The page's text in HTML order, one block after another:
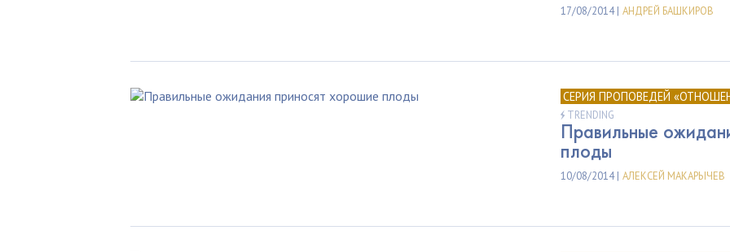
17/08/2014 | АНДРЕЙ БАШКИРОВ
СЕРИЯ ПРОПОВЕДЕЙ
TRENDING
Правильные
плоды
10/08/2014 | АЛЕКСЕЙ МАКАРЫЧЕВ